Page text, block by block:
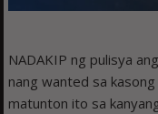
NADAKIP ng pulisya
nang wanted sa
matunton ito sa